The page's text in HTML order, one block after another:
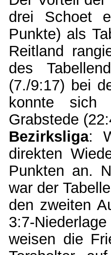
drei Schoet
Punkte) als
Reitland
des
(7./9:17) bei
konnte sich
Grabstede
Bezirksliga:
direkten
Punkten an.
war der
den zweiten
3:7-
weisen die